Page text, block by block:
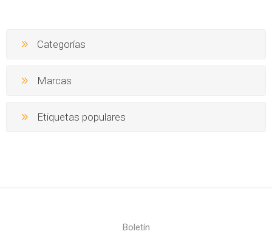
Categorías
Marcas
Etiquetas populares
Boletín